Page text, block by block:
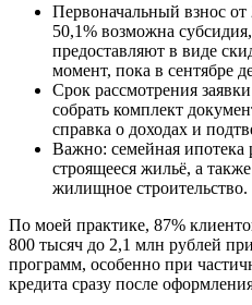
Первоначальный взнос
50,1% возможна
предоставляют в виде
момент, пока в сентябре
Срок рассмотрения
собрать комплект
справка о доходах и
Важно: семейная ипотека
строящееся жильё, а
жилищное строительство.
По моей практике, 87%
800 тысяч до 2,1 млн рублей
программ, особенно при
кредита сразу после